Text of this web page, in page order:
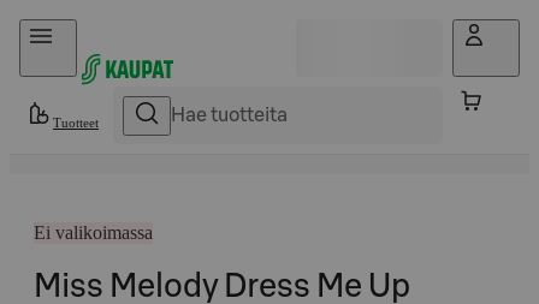
Hyppää sisältöön
Tuotteet
Ei valikoimassa
Miss Melody Dress Me Up